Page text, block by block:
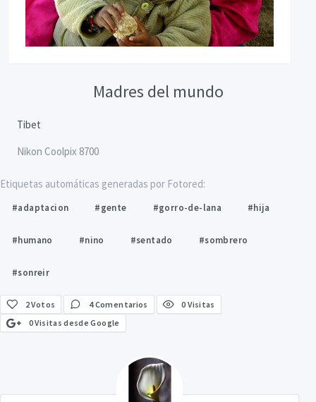
Madres del mundo
Tibet
Nikon Coolpix 8700
Etiquetas automáticas generadas por Fotored:
#adaptacion #gente #gorro-de-lana #hija
#humano #nino #sentado #sombrero
#sonreir
2Votos 4 Comentarios
0 Visitas
0 Visitas desde Google